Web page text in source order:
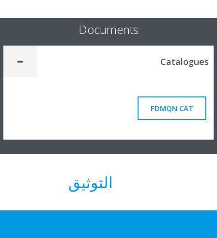
Documents
FDMQN CAT
التوثيق